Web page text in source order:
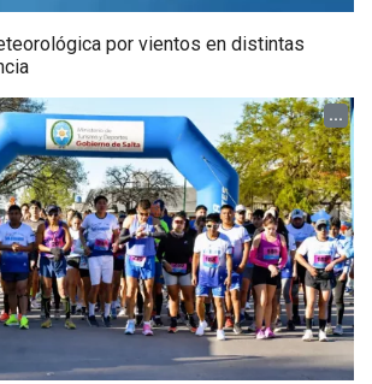
por vientos en distintas
...